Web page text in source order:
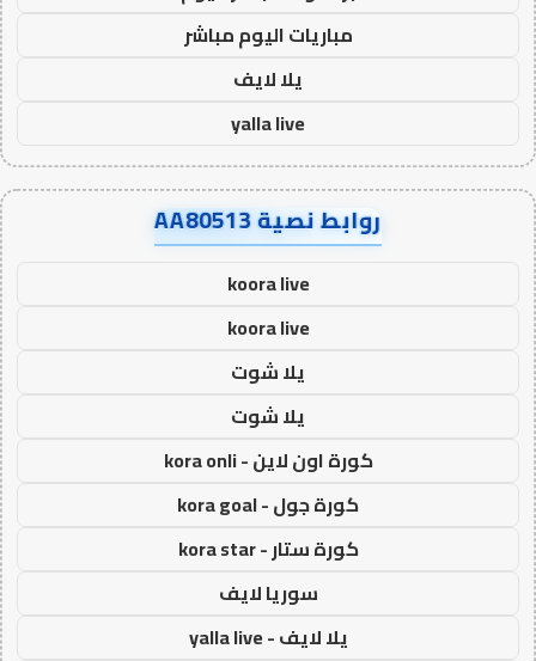
مباريات اليوم مباشر
يلا لايف
yalla live
روابط نصية AA80513
koora live
koora live
يلا شوت
يلا شوت
كورة اون لاين - kora onli
كورة جول - kora goal
كورة ستار - kora star
سوريا لايف
يلا لايف - yalla live